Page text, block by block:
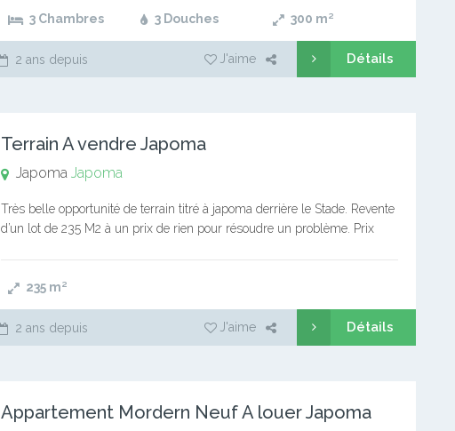
3 Chambres 3 Douches 300 m²
2 ans depuis J'aime Détails
Terrain A vendre Japoma
Japoma Japoma
Très belle opportunité de terrain titré à japoma derrière le Stade. Revente
d’un lot de 235 M2 à un prix de rien pour résoudre un problème. Prix
235 m²
2 ans depuis J'aime Détails
Appartement Mordern Neuf A louer Japoma